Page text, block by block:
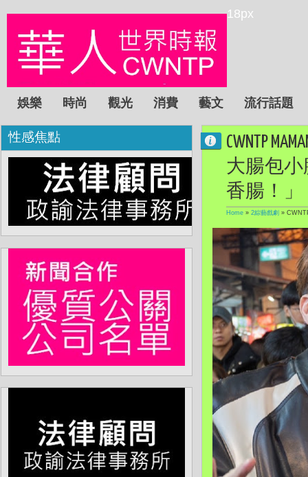
18px
娛樂 時尚 觀光 消費 藝文 流行話題
CWNTP
大腸包
香腸！」
Home » 2綜藝戲劇 »
性感焦點